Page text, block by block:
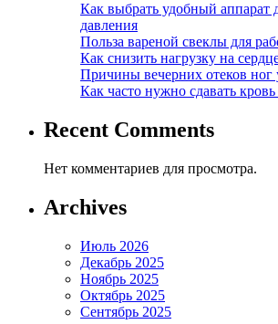
Как выбрать удобный аппарат
давления
Польза вареной свеклы для
Как снизить нагрузку на
Причины вечерних отеков
Как часто нужно сдавать кровь
Recent Comments
Нет комментариев для просмотра.
Archives
Июль 2026
Декабрь 2025
Ноябрь 2025
Октябрь 2025
Сентябрь 2025